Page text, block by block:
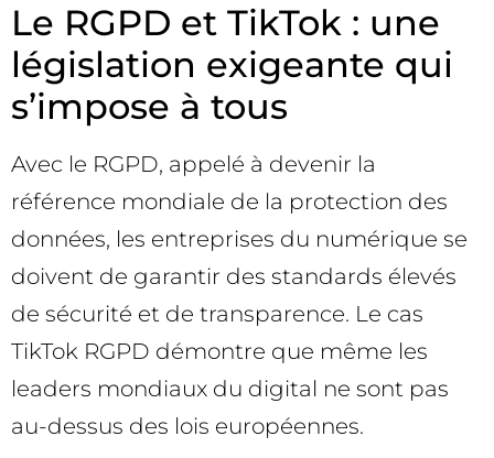
Le RGPD et TikTok : une
législation exigeante qui
s’impose à tous
Avec le RGPD, appelé à devenir la
référence mondiale de la protection des
données, les entreprises du numérique se
doivent de garantir des standards élevés
de sécurité et de transparence. Le cas
TikTok RGPD démontre que même les
leaders mondiaux du digital ne sont pas
au-dessus des lois européennes.